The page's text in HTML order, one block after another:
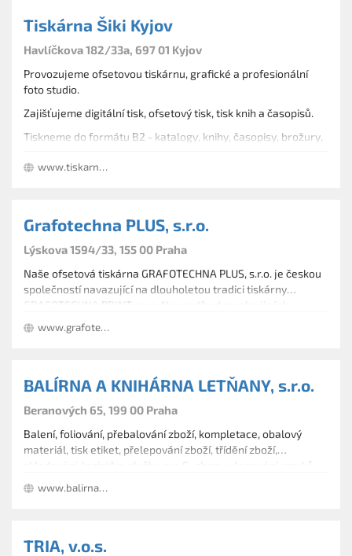
Tiskárna Šiki Kyjov
Havlíčkova 182/33a, 697 01 Kyjov
Provozujeme ofsetovou tiskárnu, grafické a profesionální
foto studio.
Zajišťujeme digitální tisk, ofsetový tisk, tisk knih a časopisů.
Tiskneme do formátu B2 - katalogy, knihy, časopisy, brožury,
Dokončující knihařské zpracování, linka V1, V2, laminace.
www.tiskarnakyjov.cz
Grafotechna PLUS, s.r.o.
Lýskova 1594/33, 155 00 Praha
Naše ofsetová tiskárna GRAFOTECHNA PLUS, s.r.o. je českou
společností navazující na dlouholetou tradici tiskárny
GRAFOTECHNA PRINT, s.r.o. Na rozdíl od mnoha jiných
společností nejsme však žádná kooperační firma - jsme
přímý výrobce s vlastním vybavením, a to jak v oblasti
www.grafotechna.cz
BALÍRNA A KNIHÁRNA LETŇANY, s.r.o.
Beranových 65, 199 00 Praha
Balení, foliování, přebalování zboží, kompletace, obalový
materiál, tisk etiket, přelepování zboží, třídění zboží,
skladování, logistika, služby pro E–shopy, vlepování vzorků,
vkládání letáků do tiskovin, adresná rozesílka, kompletace
obálek, lepení disperzí a jiné knihařské práce.
www.balirnaletnany.cz
TRIA, v.o.s.